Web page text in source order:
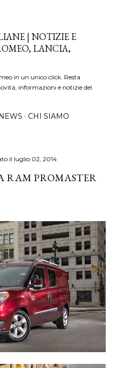
| NOTIZIE E
LANCIA,
in un unico click. Resta
informazioni e notizie del
CHI SIAMO
il luglio 02, 2014
RAM PROMASTER